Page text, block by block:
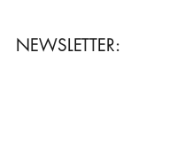
NEWSLETTER: